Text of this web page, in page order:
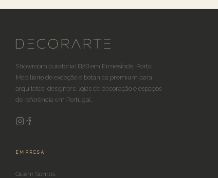
Showroom curatorial B2B em Ermesinde, Porto.
Mobiliário de exceção e botânica premium para
arquitetos, designers, lojas de decoração e espaços
de referência em Portugal.
EMPRESA
Quem Somos